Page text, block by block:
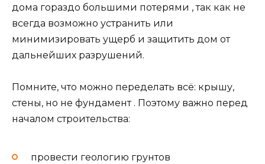
дома гораздо большими потерями , так как не
всегда возможно устранить или
минимизировать ущерб и защитить дом от
дальнейших разрушений.
Помните, что можно переделать всё: крышу,
стены, но не фундамент . Поэтому важно перед
началом строительства:
провести геологию грунтов